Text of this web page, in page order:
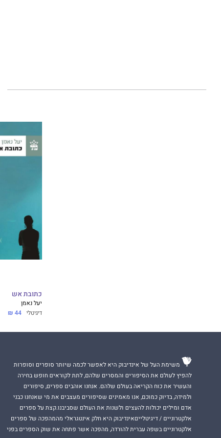
כתובת אש
יעל נאמן
דיגיטלי 44 ₪
משימת העל של אינדיבוק היא לאפשר לכמה שיותר סופרים וסופרות
להפיץ לעולם את הסיפורים והמסרים שלהם, לתת לקוראים חופש בחירה
והעשיר את כוח הקריאה בעולם שלהם. אנחנו אוהבים ספרים, סיפורים
ולמידה, בדיוק כמוכם, אנו מאמינים שסיפורים מעצבים את מי שאנחנו כבני
אדם ומילים יכולות להעצים ולשנות את העולם שסביבנו.קצת על ספרים
אלקטרוניים / דיגיטלייםאינדיבוק היא חלק אינטגראלי מהמהפכה של ספרים
אלקטרוניים בשפה עברית להורדה, מהפכה אשר פתחה את שוק הספרים בפני